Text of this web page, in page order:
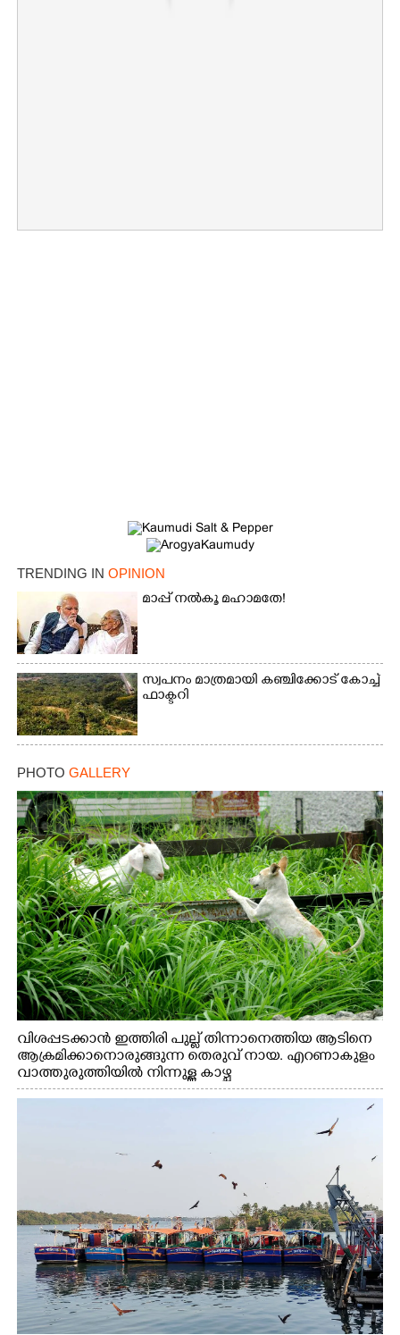
TRENDING IN OPINION
മാപ്പ് നൽകൂ മഹാമതേ!
സ്വപനം മാത്രമായി കഞ്ചിക്കോട് കോച്ച്
ഫാക്ടറി
PHOTO GALLERY
വിശപ്പടക്കാൻ ഇത്തിരി പുല്ല് തിന്നാനെത്തിയ ആടിനെ
ആക്രമിക്കാനൊരുങ്ങുന്ന തെരുവ് നായ. എറണാകുളം
വാത്തുരുത്തിയിൽ നിന്നുള്ള കാഴ്ച